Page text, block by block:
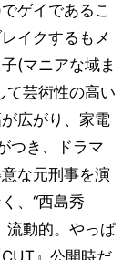
ゲイであるこ
イクするもメ
(マニアな域ま
て芸術性の高い
広がり、家電
つき、ドラマ
な元刑事を演
、“西島秀
流動的。やっぱ